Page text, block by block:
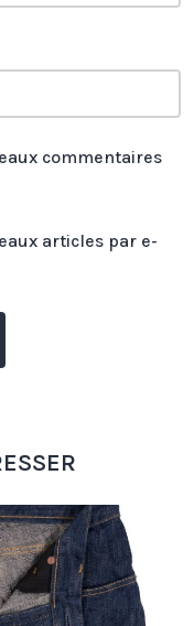
commentaires
articles par e-